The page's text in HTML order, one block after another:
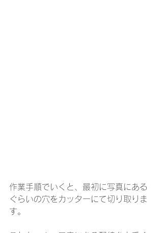
作業手順でいくと、最初に写真にある
ぐらいの穴をカッターにて切り取りま
す。